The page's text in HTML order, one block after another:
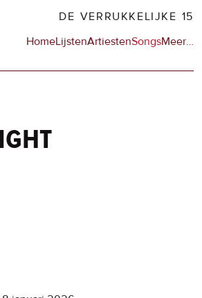
DE VERRUKKELIJKE 15
HomeLijstenArtiestenSongsMeerop
…